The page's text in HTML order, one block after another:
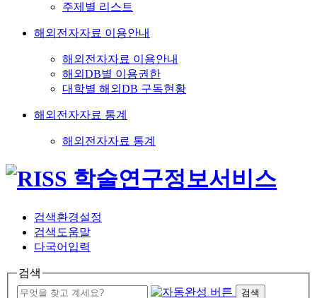
주제별 리스트
해외전자자료 이용안내
해외전자자료 이용안내
해외DB별 이용권한
대학별 해외DB 구독현황
해외전자자료 통계
해외전자자료 통계
검색환경설정
검색도움말
다국어입력
검색
검색